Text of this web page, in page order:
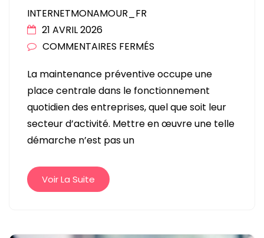
INTERNETMONAMOUR_FR
21 AVRIL 2026
COMMENTAIRES FERMÉS
METTRE
EN
PLACE
UNE
La maintenance préventive occupe une
place centrale dans le fonctionnement
quotidien des entreprises, quel que soit leur
secteur d’activité. Mettre en œuvre une telle
démarche n’est pas un
Voir La Suite